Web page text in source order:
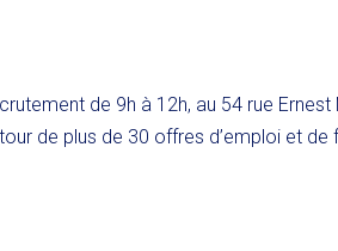
de 9h à 12h, au 54 rue
de plus de 30 offres d’emploi et